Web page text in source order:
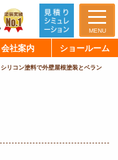
MENU
会社案内 ショールーム
シリコン塗料で外壁屋根塗装とベラン